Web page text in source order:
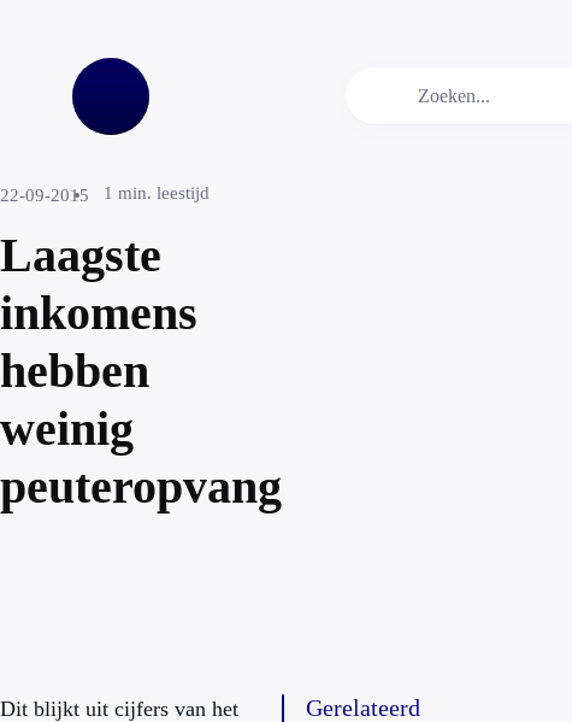
22-09-2015 1 min. leestijd
Laagste
inkomens
hebben
weinig
peuteropvang
Dit blijkt uit cijfers van het
Gerelateerd